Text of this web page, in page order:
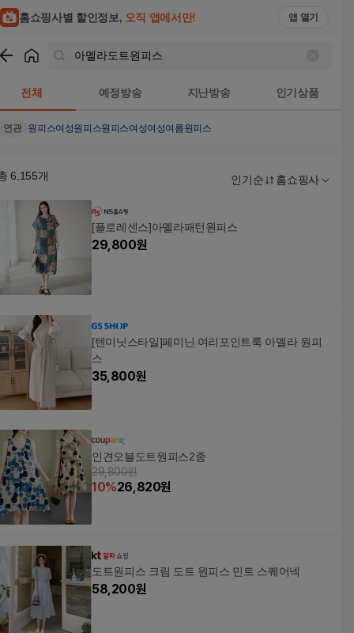
홈쇼핑사별 할인정보, 오직 앱에서만! 앱 열기
전체 예정방송 지난방송 인기상품
연관 원피스여성원피스원피스여성여성여름원피스
6,155개 인기순 홈쇼핑사
[플로레센스]아멜라패턴원피스
29,800원
[텐미닛스타일]페미닌 여리포인트룩 아멜라 원피
스
35,800원
인견오블도트원피스2종
29,800원
10%26,820원
도트원피스 크림 도트 원피스 민트 스퀘어넥
58,200원